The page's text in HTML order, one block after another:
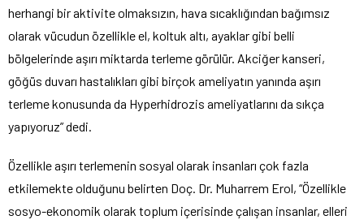
herhangi bir aktivite olmaksızın, hava sıcaklığından bağımsız
olarak vücudun özellikle el, koltuk altı, ayaklar gibi belli
bölgelerinde aşırı miktarda terleme görülür. Akciğer kanseri,
göğüs duvarı hastalıkları gibi birçok ameliyatın yanında aşırı
terleme konusunda da Hyperhidrozis ameliyatlarını da sıkça
yapıyoruz” dedi.
Özellikle aşırı terlemenin sosyal olarak insanları çok fazla
etkilemekte olduğunu belirten Doç. Dr. Muharrem Erol, “Özellikle
sosyo-ekonomik olarak toplum içerisinde çalışan insanlar, elleri